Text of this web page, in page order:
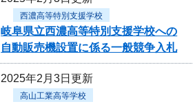
西濃高等特別支援学校
岐阜県立西濃高等特別支援学校への
自動販売機設置に係る一般競争入札
2025年2月3日更新
高山工業高等学校